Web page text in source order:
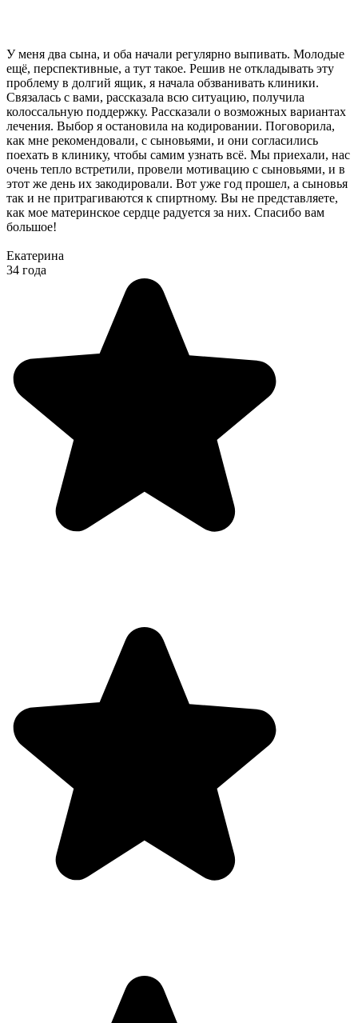
У меня два сына, и оба начали регулярно выпивать. Молодые
ещё, перспективные, а тут такое. Решив не откладывать эту
проблему в долгий ящик, я начала обзванивать клиники.
Связалась с вами, рассказала всю ситуацию, получила
колоссальную поддержку. Рассказали о возможных вариантах
лечения. Выбор я остановила на кодировании. Поговорила,
как мне рекомендовали, с сыновьями, и они согласились
поехать в клинику, чтобы самим узнать всё. Мы приехали, нас
очень тепло встретили, провели мотивацию с сыновьями, и в
этот же день их закодировали. Вот уже год прошел, а сыновья
так и не притрагиваются к спиртному. Вы не представляете,
как мое материнское сердце радуется за них. Спасибо вам
большое!
Екатерина
34 года